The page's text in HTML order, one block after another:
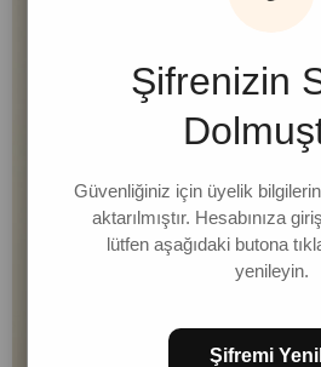
Şifrenizin
Güvenliğiniz için üyelik
aktarılmıştır. Hesabınıza
lütfen aşağıdaki butona
yenileyin.
Şifremi